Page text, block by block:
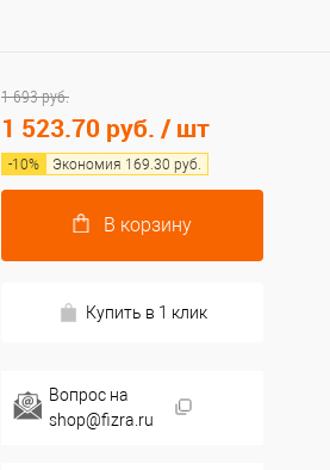
1 693 руб.
1 523.70 руб. / шт
-10% Экономия 169.30 руб.
В корзину
Купить в 1 клик
Вопрос на
shop@fizra.ru